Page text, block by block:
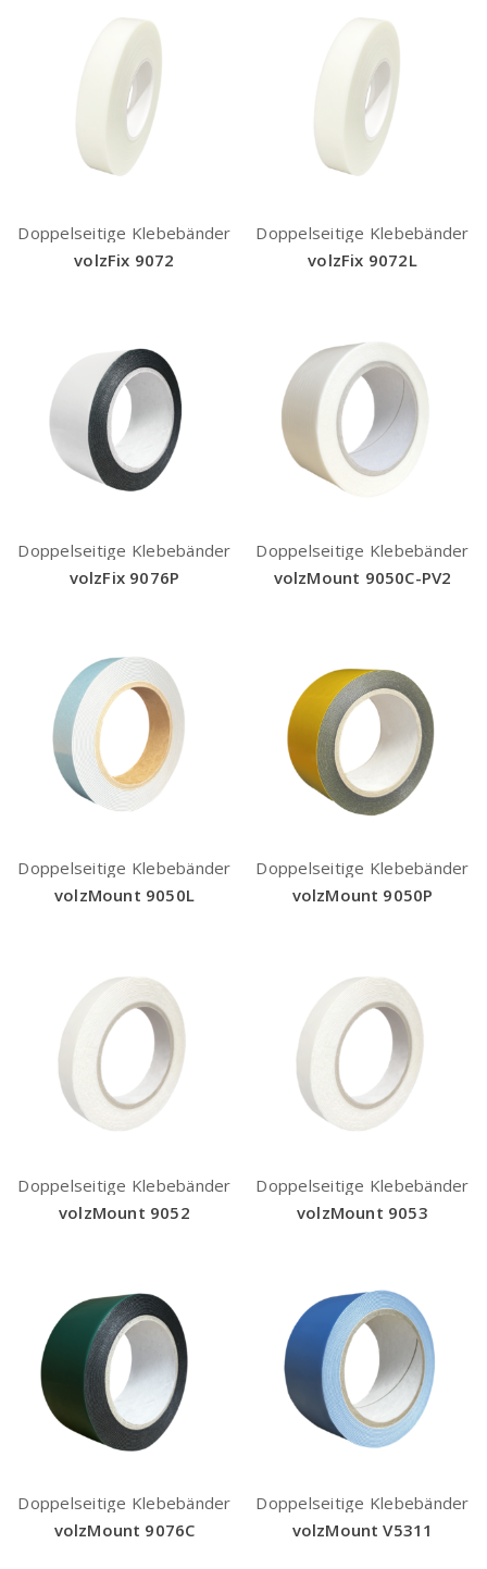
Doppelseitige Klebebänder
volzFix 9072
Doppelseitige Klebebänder
volzFix 9072L
Doppelseitige Klebebänder
volzFix 9076P
Doppelseitige Klebebänder
volzMount 9050C-PV2
Doppelseitige Klebebänder
volzMount 9050L
Doppelseitige Klebebänder
volzMount 9050P
Doppelseitige Klebebänder
volzMount 9052
Doppelseitige Klebebänder
volzMount 9053
Doppelseitige Klebebänder
volzMount 9076C
Doppelseitige Klebebänder
volzMount V5311